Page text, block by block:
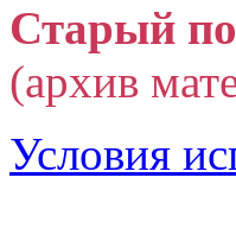
Старый
(архив
Условия